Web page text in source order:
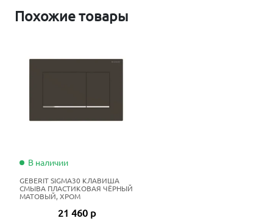
Похожие товары
В наличии
GEBERIT SIGMA30 КЛАВИША
СМЫВА ПЛАСТИКОВАЯ ЧЁРНЫЙ
МАТОВЫЙ, ХРОМ
21 460 р